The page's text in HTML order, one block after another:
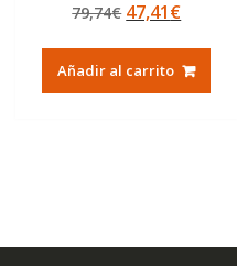
5.00
de 5
79,74€ El
original
era:
47,41€El
actual
es:
Añadir al carrito